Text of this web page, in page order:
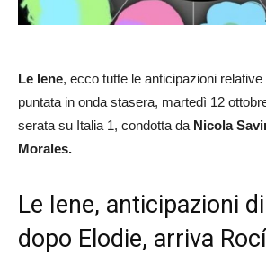
Le Iene, ecco tutte le anticipazioni
puntata in onda stasera, martedì 12
serata su Italia 1, condotta da Nicola
Morales.
Le Iene, anticipazioni
dopo Elodie, arriva